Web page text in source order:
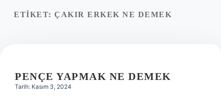
Yasal Uyarı
ETIKET: ÇAKIR ERKEK NE DEMEK
PENÇE YAPMAK NE DEMEK
Tarih: Kasım 3, 2024